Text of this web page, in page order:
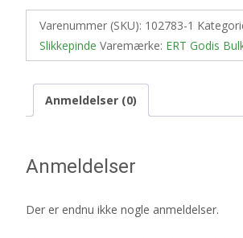
Varenummer (SKU): 102783-1
Slikkepinde Varemærke: ERT Godis
Anmeldelser (0)
Anmeldelser
Der er endnu ikke nogle anmeldelser.